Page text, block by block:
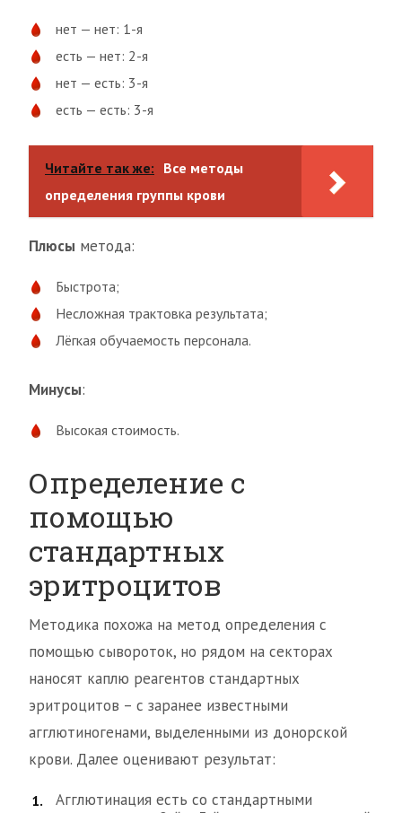
нет — нет: 1-я
есть — нет: 2-я
нет — есть: 3-я
есть — есть: 3-я
Читайте так же: Все методы
определения группы крови
Плюсы метода:
Быстрота;
Несложная трактовка результата;
Лёгкая обучаемость персонала.
Минусы:
Высокая стоимость.
Определение с
помощью
стандартных
эритроцитов
Методика похожа на метод определения с
помощью сывороток, но рядом на секторах
наносят каплю реагентов стандартных
эритроцитов – с заранее известными
агглютиногенами, выделенными из донорской
крови. Далее оценивают результат:
Агглютинация есть со стандартными